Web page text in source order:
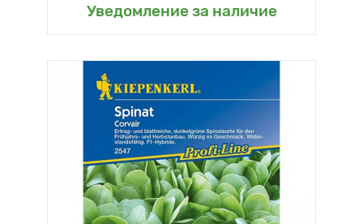
Уведомление за наличие